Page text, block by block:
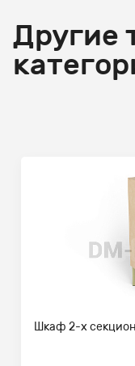
Другие
Шкаф 2-х